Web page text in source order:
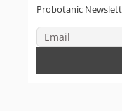
Probotanic